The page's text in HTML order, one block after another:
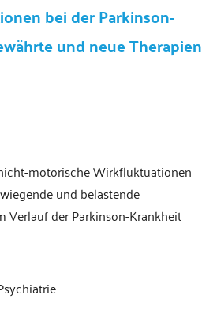
bei der Parkinson-
und neue Therapien
motorische Wirkfluktuationen
und belastende
Verlauf der Parkinson-Krankheit